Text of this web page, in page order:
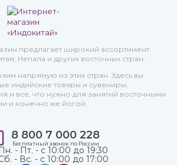
предлагает широкий ассортимент
Непала и других восточных стран.
напрямую из этих стран. Здесь вы
индийские товары и сувениры,
и все, что нужно для занятий восточными
и конечно же йогой.
8 800 7 000 228
Бесплатный звонок по России
Пн. - Пт. - с 10:00 до 19:30
- Вс. - с 10:00 до 17:00